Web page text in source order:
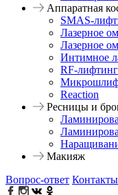
Аппаратная
SMAS-
Лазерное
Лазерное
Интимное
RF-лифтинг
Reaction
Ресницы и
Макияж
Вопрос-ответ Контакты